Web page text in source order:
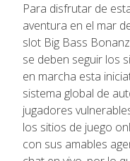
Para disfrutar de
aventura en el mar
slot Big Bass
se deben seguir los
en marcha esta
sistema global de
jugadores
los sitios de juego
con sus amables